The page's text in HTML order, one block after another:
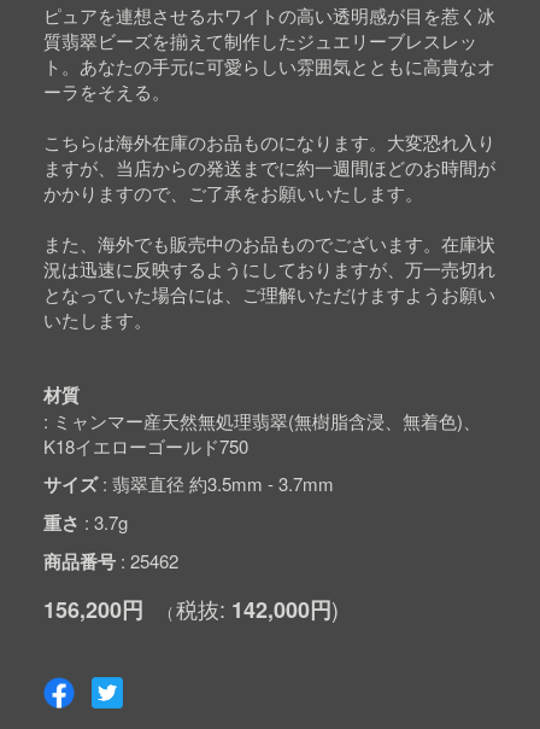
ピュアを連想させるホワイトの高い透明感が目を惹く冰
質翡翠ビーズを揃えて制作したジュエリーブレスレッ
ト。あなたの手元に可愛らしい雰囲気とともに高貴なオ
ーラをそえる。
こちらは海外在庫のお品ものになります。大変恐れ入り
ますが、当店からの発送までに約一週間ほどのお時間が
かかりますので、ご了承をお願いいたします。
また、海外でも販売中のお品ものでございます。在庫状
況は迅速に反映するようにしておりますが、万一売切れ
となっていた場合には、ご理解いただけますようお願い
いたします。
材質
ミャンマー産天然無処理翡翠(無樹脂含浸、無着色)、
K18イエローゴールド750
サイズ 翡翠直径 約3.5mm - 3.7mm
重さ 3.7g
商品番号 25462
156,200円 142,000円